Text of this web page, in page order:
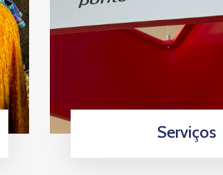
Serviços